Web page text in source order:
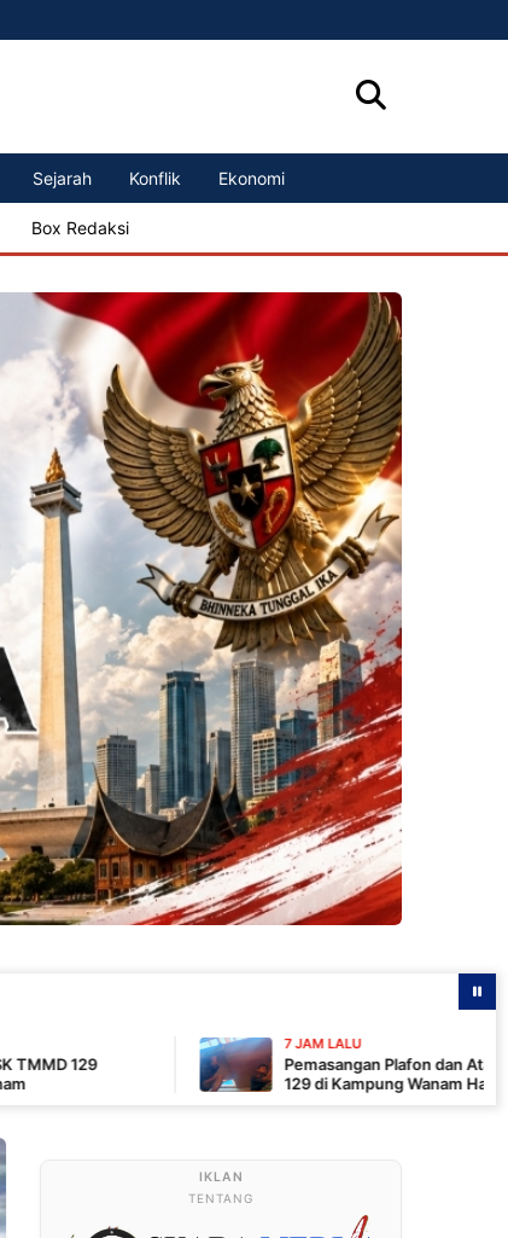
Sejarah Konflik Ekonomi
Box Redaksi
7 JAM LALU
Pemasangan Plafon dan Atap, Pembangunan MCK
129 di Kampung Wanam Hampir Rampung
TENTANG